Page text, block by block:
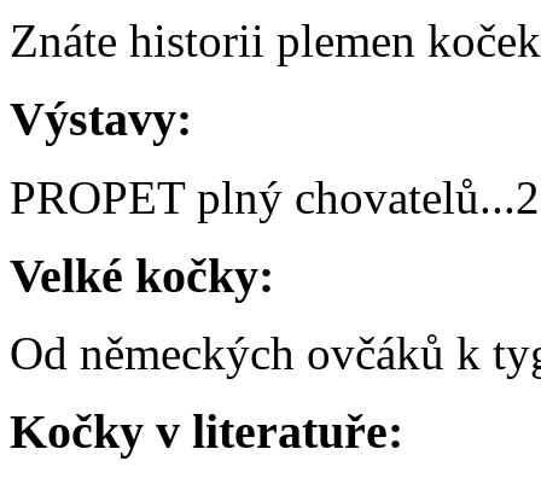
Znáte historii plemen
Výstavy:
PROPET plný chovatelů...
Velké kočky:
Od německých ovčáků k
Kočky v literatuře: